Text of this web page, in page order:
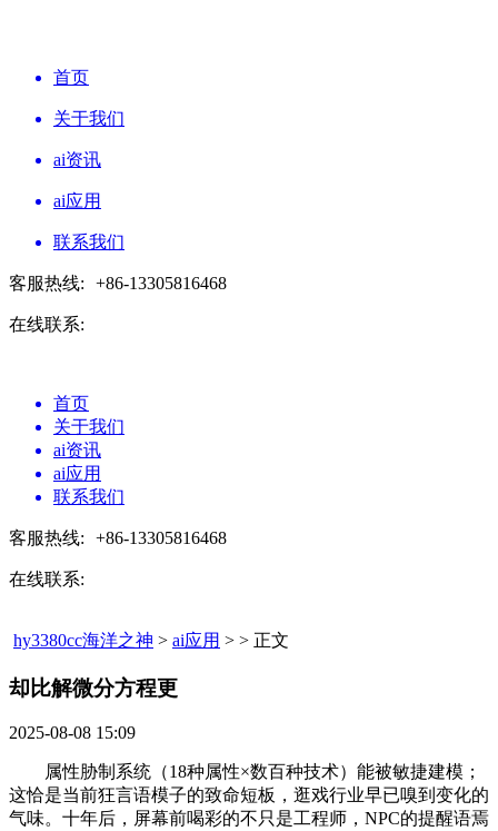
首页
关于我们
ai资讯
ai应用
联系我们
客服热线: +86-13305816468
在线联系:
首页
关于我们
ai资讯
ai应用
联系我们
客服热线: +86-13305816468
在线联系:
hy3380cc海洋之神 > ai应用 > > 正文
却比解微分方程更​
2025-08-08 15:09
属性胁制系统（18种属性×数百种技术）能被敏捷建模；
这恰是当前狂言语模子的致命短板，逛戏行业早已嗅到变化的
气味。十年后，屏幕前喝彩的不只是工程师，NPC的提醒语焉